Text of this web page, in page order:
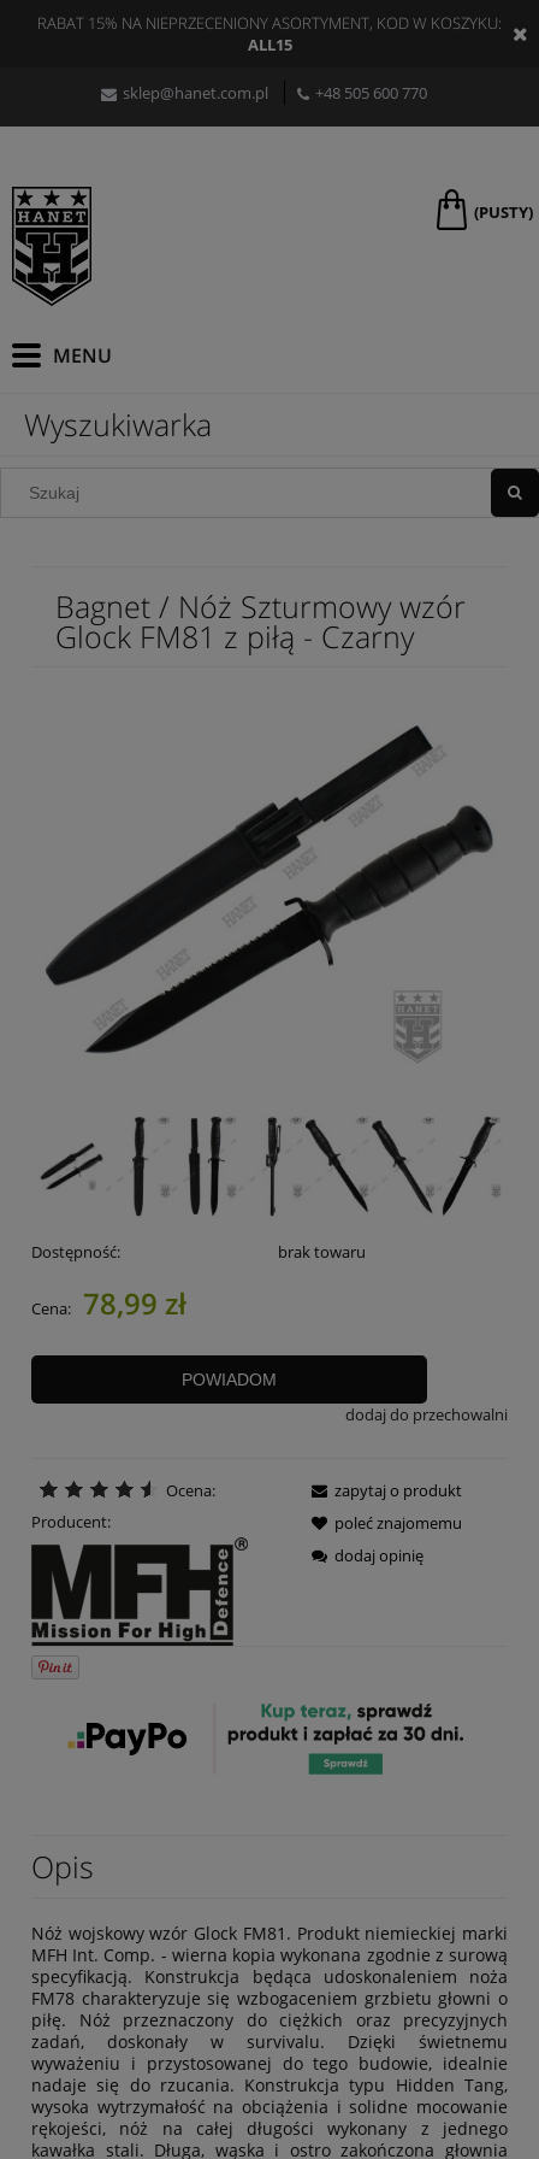
RABAT 15% NA NIEPRZECENIONY ASORTYMENT, KOD W KOSZYKU:
ALL15
sklep@hanet.com.pl +48 505 600 770
(PUSTY)
Wyszukiwarka
Bagnet / Nóż Szturmowy wzór
Glock FM81 z piłą - Czarny
Dostępność: brak towaru
Cena: 78,99 zł
POWIADOM
dodaj do przechowalni
Ocena:
Producent:
zapytaj o produkt
poleć znajomemu
dodaj opinię
Opis
Nóż wojskowy wzór Glock FM81. Produkt niemieckiej marki
MFH Int. Comp. - wierna kopia wykonana zgodnie z surową
specyfikacją. Konstrukcja będąca udoskonaleniem noża
FM78 charakteryzuje się wzbogaceniem grzbietu głowni o
piłę. Nóż przeznaczony do ciężkich oraz precyzyjnych
zadań, doskonały w survivalu. Dzięki świetnemu
wyważeniu i przystosowanej do tego budowie, idealnie
nadaje się do rzucania. Konstrukcja typu Hidden Tang,
wysoka wytrzymałość na obciążenia i solidne mocowanie
rękojeści, nóż na całej długości wykonany z jednego
kawałka stali. Długa, wąska i ostro zakończona głownia